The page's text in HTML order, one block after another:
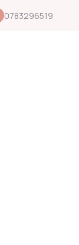
0783296519